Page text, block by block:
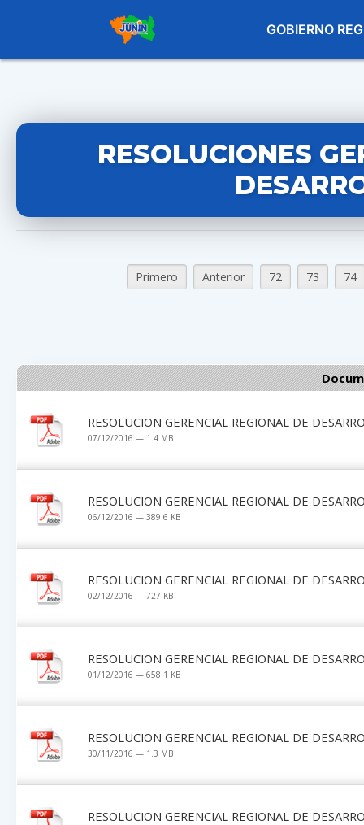
GOBIERNO
RESOLUCIONES
Primero Anterior 72 73 74
RESOLUCION GERENCIAL REGIONAL DE
07/12/2016 — 1.4 MB
RESOLUCION GERENCIAL REGIONAL DE
06/12/2016 — 389.6 KB
RESOLUCION GERENCIAL REGIONAL DE
02/12/2016 — 727 KB
RESOLUCION GERENCIAL REGIONAL DE
01/12/2016 — 658.1 KB
RESOLUCION GERENCIAL REGIONAL DE
30/11/2016 — 1.3 MB
RESOLUCION GERENCIAL REGIONAL DE